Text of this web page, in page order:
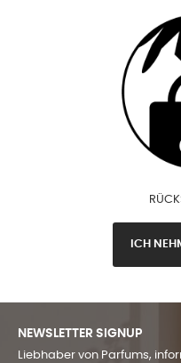
ICH
NEWSLETTER SIGNUP
Liebhaber von Parfums,